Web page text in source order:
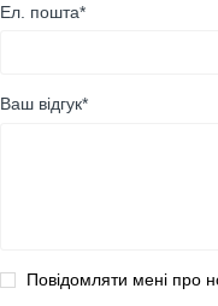
Ел. пошта*
Ваш відгук*
Повідомляти мені про